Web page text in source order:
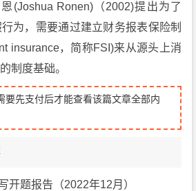
(Joshua Ronen)（2002)提出为了
为，需要通过建立财务报表保险制
insurance，简称FSI)来从源头上消
制度基础。
要先支付后才能查看该篇文章全部内
开题报告（2022年12月）